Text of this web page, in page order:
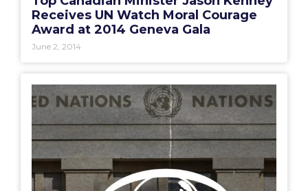
Receives UN Watch Moral Courage
Award at 2014 Geneva Gala
June 2, 2014